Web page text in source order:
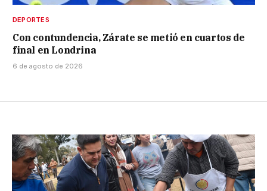
DEPORTES
Con contundencia, Zárate se metió en cuartos de
final en Londrina
6 de agosto de 2026